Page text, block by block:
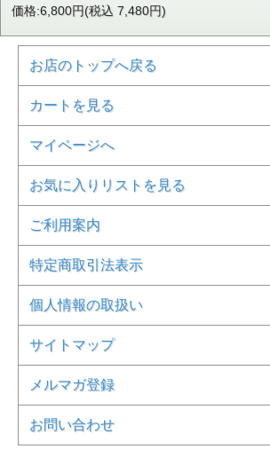
価格:6,800円(税込 7,480円)
お店のトップへ戻る
カートを見る
マイページへ
お気に入りリストを見る
ご利用案内
特定商取引法表示
個人情報の取扱い
サイトマップ
メルマガ登録
お問い合わせ